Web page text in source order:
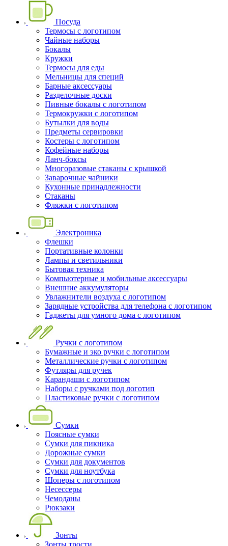
Посуда
Термосы с логотипом
Чайные наборы
Бокалы
Кружки
Термосы для еды
Мельницы для специй
Барные аксессуары
Разделочные доски
Пивные бокалы с логотипом
Термокружки с логотипом
Бутылки для воды
Предметы сервировки
Костеры с логотипом
Кофейные наборы
Ланч-боксы
Многоразовые стаканы с крышкой
Заварочные чайники
Кухонные принадлежности
Стаканы
Фляжки с логотипом
Электроника
Флешки
Портативные колонки
Лампы и светильники
Бытовая техника
Компьютерные и мобильные аксессуары
Внешние аккумуляторы
Увлажнители воздуха с логотипом
Зарядные устройства для телефона с логотипом
Гаджеты для умного дома с логотипом
Ручки с логотипом
Бумажные и эко ручки с логотипом
Металлические ручки с логотипом
Футляры для ручек
Карандаши с логотипом
Наборы с ручками под логотип
Пластиковые ручки с логотипом
Сумки
Поясные сумки
Сумки для пикника
Дорожные сумки
Сумки для документов
Сумки для ноутбука
Шоперы с логотипом
Несессеры
Чемоданы
Рюкзаки
Зонты
Зонты трости